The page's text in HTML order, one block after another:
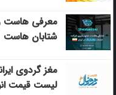
معرفی هاست
شتابان هاست
مغز گردوی
لیست قیمت